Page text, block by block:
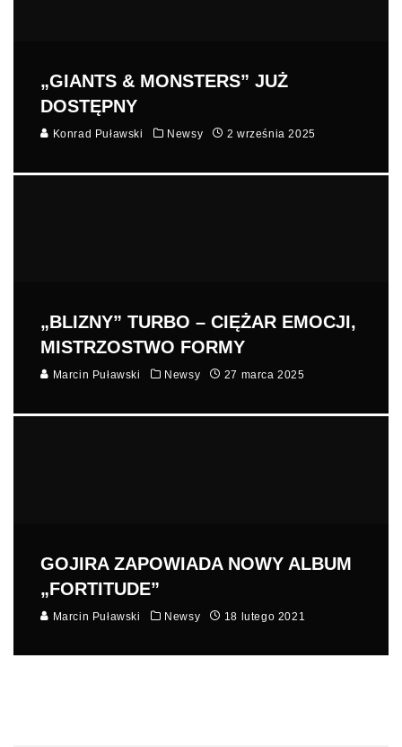
„GIANTS & MONSTERS” JUŻ
DOSTĘPNY
Konrad Puławski Newsy 2 września 2025
„BLIZNY” TURBO – CIĘŻAR EMOCJI,
MISTRZOSTWO FORMY
Marcin Puławski Newsy 27 marca 2025
GOJIRA ZAPOWIADA NOWY ALBUM
„FORTITUDE”
Marcin Puławski Newsy 18 lutego 2021